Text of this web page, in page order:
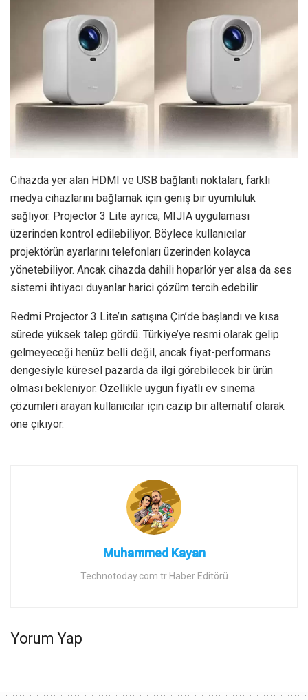
Cihazda yer alan HDMI ve USB bağlantı noktaları, farklı
medya cihazlarını bağlamak için geniş bir uyumluluk
sağlıyor. Projector 3 Lite ayrıca, MIJIA uygulaması
üzerinden kontrol edilebiliyor. Böylece kullanıcılar
projektörün ayarlarını telefonları üzerinden kolayca
yönetebiliyor. Ancak cihazda dahili hoparlör yer alsa da ses
sistemi ihtiyacı duyanlar harici çözüm tercih edebilir.
Redmi Projector 3 Lite’ın satışına Çin’de başlandı ve kısa
sürede yüksek talep gördü. Türkiye’ye resmi olarak gelip
gelmeyeceği henüz belli değil, ancak fiyat-performans
dengesiyle küresel pazarda da ilgi görebilecek bir ürün
olması bekleniyor. Özellikle uygun fiyatlı ev sinema
çözümleri arayan kullanıcılar için cazip bir alternatif olarak
öne çıkıyor.
Muhammed Kayan
Technotoday.com.tr Haber Editörü
Yorum Yap